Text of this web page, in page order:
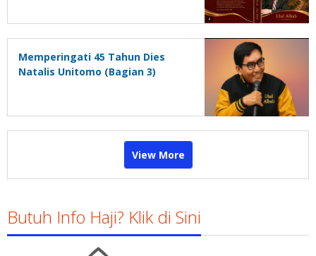
Memperingati 45 Tahun Dies
Natalis Unitomo (Bagian 3)
View More
Butuh Info Haji? Klik di Sini